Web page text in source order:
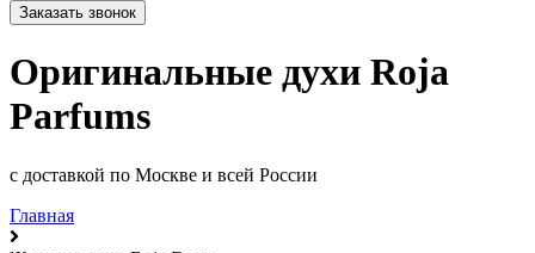
Заказать звонок
Оригинальные духи Roja
Parfums
с доставкой по Москве и всей России
Главная